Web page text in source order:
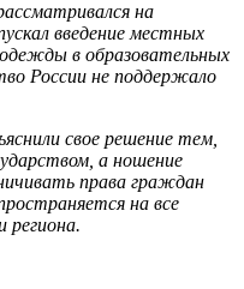
на
введение местных
в образовательных
России не поддержало
свое решение тем,
а ношение
права граждан
на все
региона.